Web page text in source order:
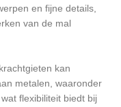
en fijne details,
van de mal
kan
metalen, waaronder
flexibiliteit biedt bij